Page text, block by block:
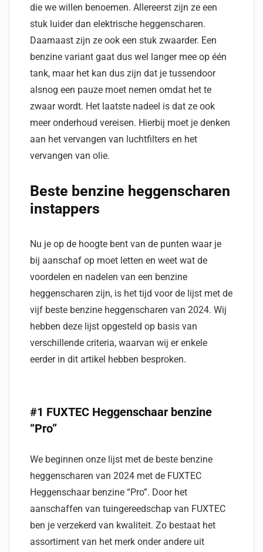
die we willen benoemen. Allereerst zijn ze een
stuk luider dan elektrische heggenscharen.
Daarnaast zijn ze ook een stuk zwaarder. Een
benzine variant gaat dus wel langer mee op één
tank, maar het kan dus zijn dat je tussendoor
alsnog een pauze moet nemen omdat het te
zwaar wordt. Het laatste nadeel is dat ze ook
meer onderhoud vereisen. Hierbij moet je denken
aan het vervangen van luchtfilters en het
vervangen van olie.
Beste benzine heggenscharen
instappers
Nu je op de hoogte bent van de punten waar je
bij aanschaf op moet letten en weet wat de
voordelen en nadelen van een benzine
heggenscharen zijn, is het tijd voor de lijst met de
vijf beste benzine heggenscharen van 2024. Wij
hebben deze lijst opgesteld op basis van
verschillende criteria, waarvan wij er enkele
eerder in dit artikel hebben besproken.
#1 FUXTEC Heggenschaar benzine
“Pro”
We beginnen onze lijst met de beste benzine
heggenscharen van 2024 met de FUXTEC
Heggenschaar benzine “Pro”. Door het
aanschaffen van tuingereedschap van FUXTEC
ben je verzekerd van kwaliteit. Zo bestaat het
assortiment van het merk onder andere uit